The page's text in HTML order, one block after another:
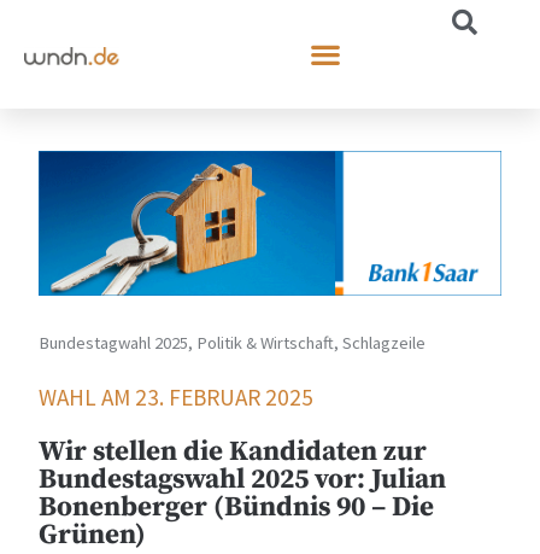
Bundestagwahl 2025, Politik & Wirtschaft,Schlagzeile
WAHL AM 23. FEBRUAR 2025
Wir stellen die Kandidaten zur
Bundestagswahl 2025 vor: Julian
Bonenberger (Bündnis 90 – Die
Grünen)